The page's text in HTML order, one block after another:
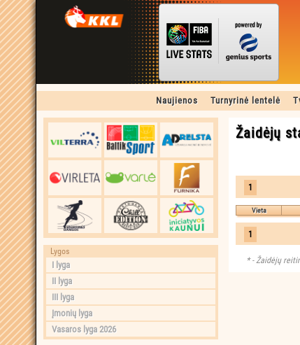
Naujienos Turnyrinė lentelė
Lygos
I lyga
II lyga
III lyga
Įmonių lyga
Vasaros lyga 2026
Žaidėjų
1
Vieta
1
Žaidėjų